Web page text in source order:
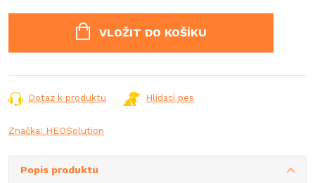
VLOŽIT DO KOŠÍKU
Dotaz k produktu Hlídací pes
Značka: HEOSolution
Popis produktu